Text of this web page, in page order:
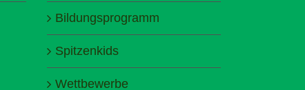
Bildungsprogramm
Spitzenkids
Wettbewerbe